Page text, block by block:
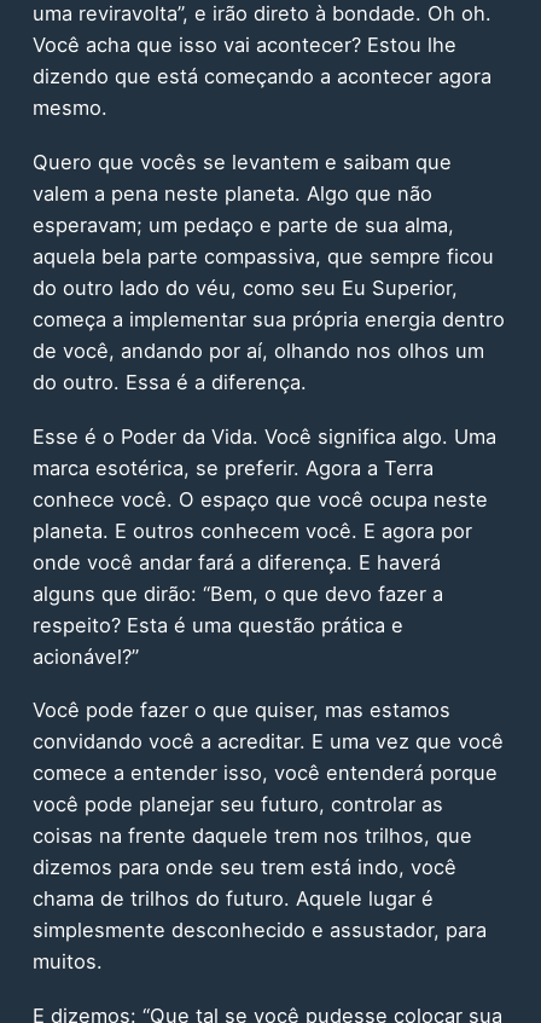
uma reviravolta”, e irão direto à bondade. Oh oh.
Você acha que isso vai acontecer? Estou lhe
dizendo que está começando a acontecer agora
mesmo.
Quero que vocês se levantem e saibam que
valem a pena neste planeta. Algo que não
esperavam; um pedaço e parte de sua alma,
aquela bela parte compassiva, que sempre ficou
do outro lado do véu, como seu Eu Superior,
começa a implementar sua própria energia dentro
de você, andando por aí, olhando nos olhos um
do outro. Essa é a diferença.
Esse é o Poder da Vida. Você significa algo. Uma
marca esotérica, se preferir. Agora a Terra
conhece você. O espaço que você ocupa neste
planeta. E outros conhecem você. E agora por
onde você andar fará a diferença. E haverá
alguns que dirão: “Bem, o que devo fazer a
respeito? Esta é uma questão prática e
acionável?”
Você pode fazer o que quiser, mas estamos
convidando você a acreditar. E uma vez que você
comece a entender isso, você entenderá porque
você pode planejar seu futuro, controlar as
coisas na frente daquele trem nos trilhos, que
dizemos para onde seu trem está indo, você
chama de trilhos do futuro. Aquele lugar é
simplesmente desconhecido e assustador, para
muitos.
E dizemos: “Que tal se você pudesse colocar sua